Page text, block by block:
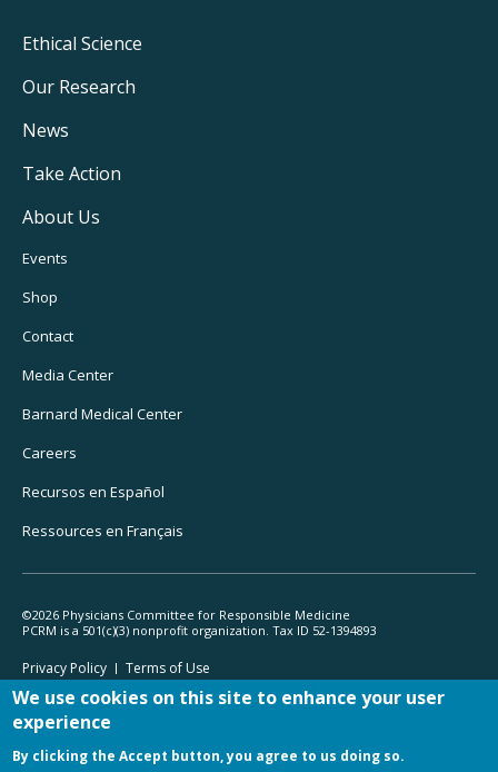
Footer
Main
Navigation
Ethical Science
Our Research
News
Take Action
About Us
Footer
Utility
Navigation
Events
Shop
Contact
Media Center
Barnard Medical Center
Careers
Recursos en Español
Ressources en Français
©2026 Physicians Committee for Responsible Medicine
PCRM is a 501(c)(3) nonprofit organization. Tax ID 52-1394893
Footer
Legal
Privacy Policy Terms of Use
We use cookies on this site to enhance your user
experience
By clicking the Accept button, you agree to us doing so.